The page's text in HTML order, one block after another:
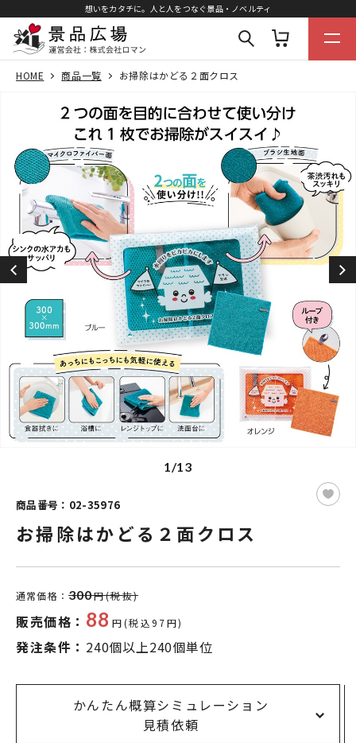
想いをカタチに。人と人をつなぐ景品・ノベルティ
HOME 商品一覧 お掃除はかどる２面クロス
1/13
商品番号：02-35976
お掃除はかどる２面クロス
通常価格： 300円(税抜)
販売価格： 88 円(税込97円)
発注条件： 240個以上240個単位
かんたん概算シミュレーション
見積依頼